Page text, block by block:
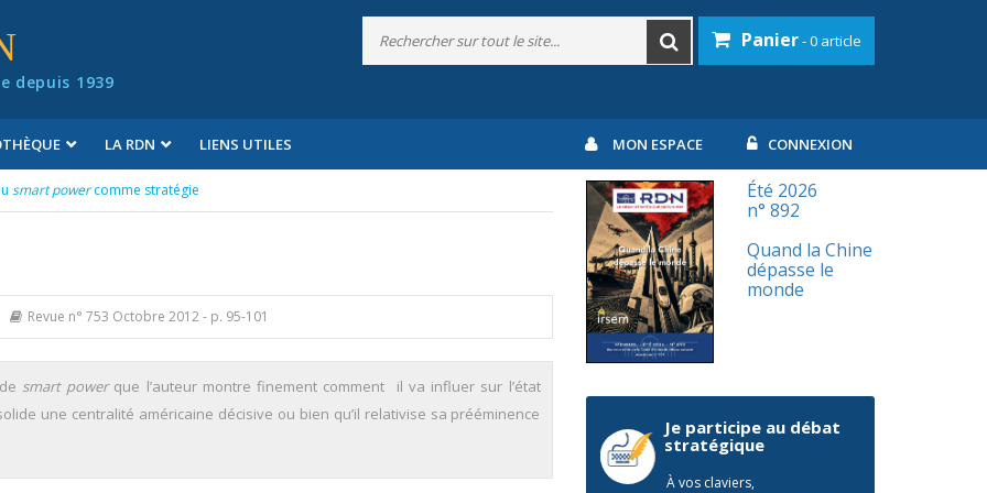
depuis 1939
Panier- 0 article
LA RDN LIENS UTILES MON ESPACE CONNEXION
smart powercomme stratégie
Revue n° 753 Octobre 2012- p. 95-101
smart power que l’auteur montre finement comment il va influer sur l’état
une centralité américaine décisive ou bien qu’il relativise sa prééminence
Été 2026
n° 892
Quand la Chine
dépasse le
monde
Je participe au débat
stratégique
À vos claviers,